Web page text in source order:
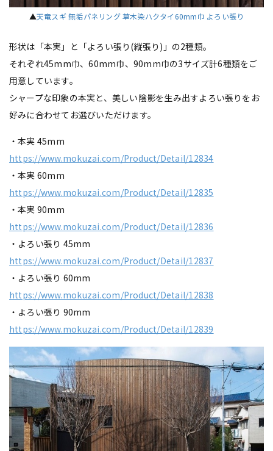
▲天竜スギ 無垢パネリング 草木染ハクタイ60mm巾 よろい張り
形状は「本実」と「よろい張り(縦張り)」の2種類。
それぞれ45mm巾、60mm巾、90mm巾の3サイズ計6種類をご
用意しています。
シャープな印象の本実と、美しい陰影を生み出すよろい張りをお
好みに合わせてお選びいただけます。
・本実 45mm
https://www.mokuzai.com/Product/Detail/12834
・本実 60mm
https://www.mokuzai.com/Product/Detail/12835
・本実 90mm
https://www.mokuzai.com/Product/Detail/12836
・よろい張り 45mm
https://www.mokuzai.com/Product/Detail/12837
・よろい張り 60mm
https://www.mokuzai.com/Product/Detail/12838
・よろい張り 90mm
https://www.mokuzai.com/Product/Detail/12839